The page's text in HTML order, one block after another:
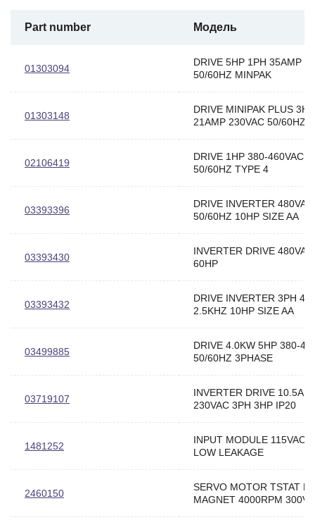
Part number Модель
01303094
DRIVE 5HP 1PH 35AMP
50/60HZ MINPAK
01303148
DRIVE MINIPAK PLUS
21AMP 230VAC 50/60HZ
02106419
DRIVE 1HP 380-460VAC
50/60HZ TYPE 4
03393396
DRIVE INVERTER
50/60HZ 10HP SIZE AA
03393430
INVERTER DRIVE
60HP
03393432
DRIVE INVERTER 3PH
2.5KHZ 10HP SIZE AA
03499885
DRIVE 4.0KW 5HP 380-
50/60HZ 3PHASE
03719107
INVERTER DRIVE
230VAC 3PH 3HP IP20
1481252
INPUT MODULE 115VAC
LOW LEAKAGE
2460150
SERVO MOTOR TSTAT
MAGNET 4000RPM 300V